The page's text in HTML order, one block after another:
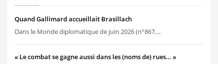
Quand Gallimard accueillait Brasillach
Dans le Monde diplomatique de juin 2026 (n°867,...
« Le combat se gagne aussi dans les (noms de) rues… »